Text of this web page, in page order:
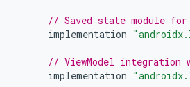
// Saved state module for
implementation
// ViewModel integration
implementation